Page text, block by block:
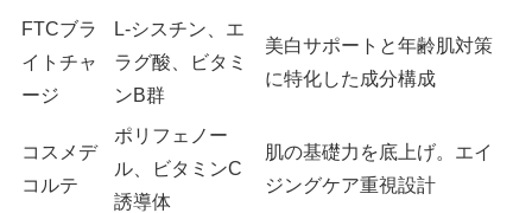
FTCブラ
イトチャ
ージ
L-シスチン、エ
ラグ酸、ビタミ
ンB群
美白サポートと年齢肌対策
に特化した成分構成
コスメデ
コルテ
ポリフェノー
ル、ビタミンC
誘導体
肌の基礎力を底上げ。エイ
ジングケア重視設計